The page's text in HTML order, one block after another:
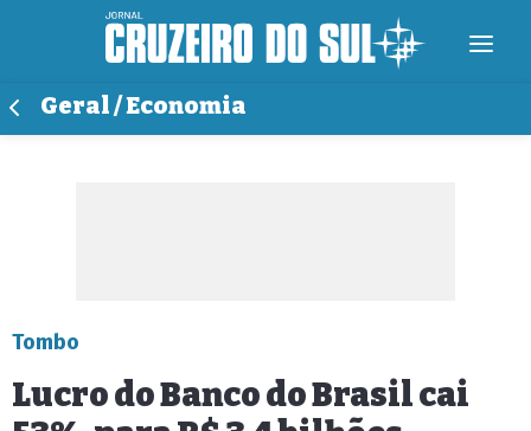
Geral / Economia
Tombo
Lucro do Banco do Brasil cai